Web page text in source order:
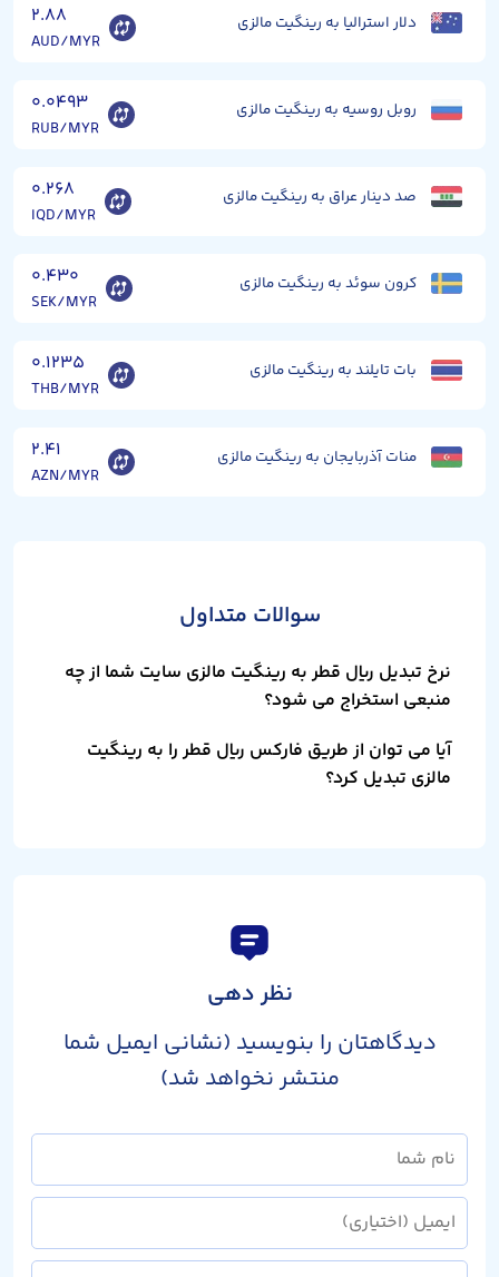
دلار استرالیا به رینگیت مالزی ۲.۸۸
AUD/MYR
روبل روسیه به رینگیت مالزی ۰.۰۴۹۳
RUB/MYR
صد دینار عراق به رینگیت مالزی ۰.۲۶۸
IQD/MYR
کرون سوئد به رینگیت مالزی ۰.۴۳۰
SEK/MYR
بات تایلند به رینگیت مالزی ۰.۱۲۳۵
THB/MYR
منات آذربایجان به رینگیت مالزی ۲.۴۱
AZN/MYR
سوالات متداول
نرخ تبدیل ریال قطر به رینگیت مالزی سایت شما از چه
منبعی استخراج می شود؟
آیا می توان از طریق فارکس ریال قطر را به رینگیت
مالزی تبدیل کرد؟
نظر دهی
دیدگاهتان را بنویسید (نشانی ایمیل شما
منتشر نخواهد شد)